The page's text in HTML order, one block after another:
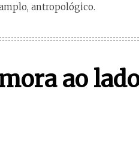
antropológico.
ao